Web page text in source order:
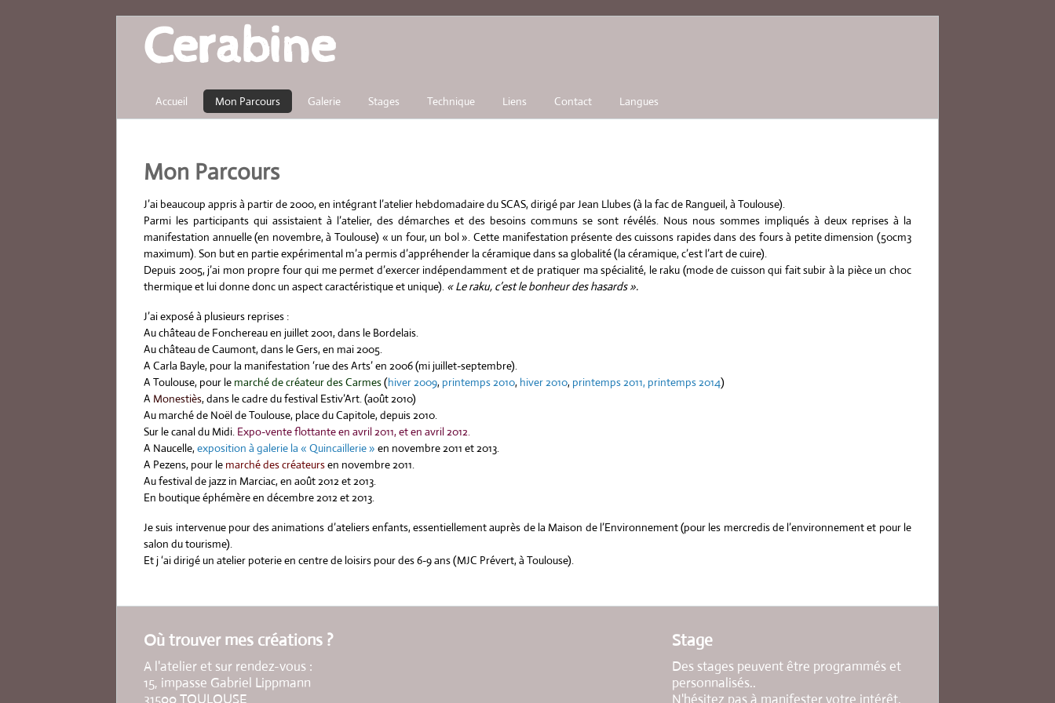
Cerabine
Accueil Mon Parcours Galerie Stages Technique Liens Contact Langues
Mon Parcours
J’ai beaucoup appris à partir de 2000, en intégrant l’atelier hebdomadaire du SCAS, dirigé par Jean Llubes (à la fac de Rangueil, à Toulouse).
Parmi les participants qui assistaient à l’atelier, des démarches et des besoins communs se sont révélés. Nous nous sommes impliqués à deux reprises à la
manifestation annuelle (en novembre, à Toulouse) « un four, un bol ». Cette manifestation présente des cuissons rapides dans des fours à petite dimension (50cm3
maximum). Son but en partie expérimental m’a permis d’appréhender la céramique dans sa globalité (la céramique, c’est l’art de cuire).
Depuis 2005, j’ai mon propre four qui me permet d’exercer indépendamment et de pratiquer ma spécialité, le raku (mode de cuisson qui fait subir à la pièce un choc
thermique et lui donne donc un aspect caractéristique et unique). « Le raku, c’est le bonheur des hasards ».
J’ai exposé à plusieurs reprises :
Au château de Fonchereau en juillet 2001, dans le Bordelais.
Au château de Caumont, dans le Gers, en mai 2005.
A Carla Bayle, pour la manifestation ‘rue des Arts’ en 2006 (mi juillet-septembre).
A Toulouse, pour le marché de créateur des Carmes(hiver 2009, printemps 2010, hiver 2010, printemps 2011, printemps 2014)
A Monestiès, dans le cadre du festival Estiv’Art. (août 2010)
Au marché de Noël de Toulouse, place du Capitole, depuis 2010.
Sur le canal du Midi. Expo-vente flottante en avril 2011, et en avril 2012.
A Naucelle, exposition à galerie la « Quincaillerie » en novembre 2011 et 2013.
A Pezens, pour le marché des créateursen novembre 2011.
Au festival de jazz in Marciac, en août 2012 et 2013.
En boutique éphémère en décembre 2012 et 2013.
Je suis intervenue pour des animations d’ateliers enfants, essentiellement auprès de la Maison de l’Environnement (pour les mercredis de l’environnement et pour le
salon du tourisme).
Et j ‘ai dirigé un atelier poterie en centre de loisirs pour des 6-9 ans (MJC Prévert, à Toulouse).
Où trouver mes créations ?
A l'atelier et sur rendez-vous :
15, impasse Gabriel Lippmann
31500 TOULOUSE
Stage
Des stages peuvent être programmés et
personnalisés..
N'hésitez pas à manifester votre intérêt.